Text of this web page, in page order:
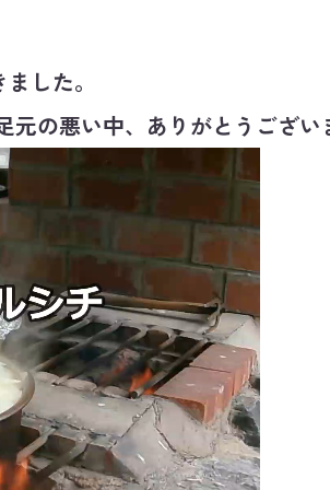
した。
元の悪い中、ありがとうござい